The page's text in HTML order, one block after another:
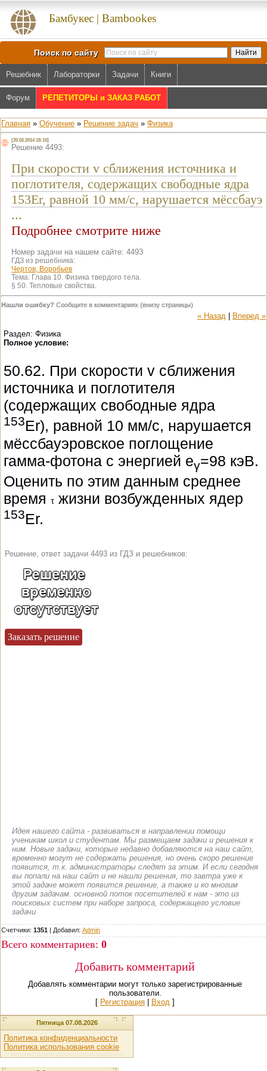
Бамбукес | Bambookes
Поиск по сайту
Решебник Лабораторки Задачи Книги
Форум РЕПЕТИТОРЫ и ЗАКАЗ РАБОТ
Главная » Обучение » Решение задач » Физика
[20.02.2014 18:10]
Решение 4493:
При скорости v сближения источника и
поглотителя, содержащих свободные ядра
153Er, равной 10 мм/с, нарушается мёссбауэ
...
Подробнее смотрите ниже
Номер задачи на нашем сайте: 4493
ГДЗ из решебника:
Чертов, Воробьев
Тема: Глава 10. Физика твердого тела.
§ 50. Тепловые свойства.
Нашли ошибку? Сообщите в комментариях (внизу страницы)
« Назад
Вперед »
Раздел: Физика
Полное условие:
50.62. При скорости v сближения
источника и поглотителя
(содержащих свободные ядра
153Er), равной 10 мм/с, нарушается
мёссбауэровское поглощение
гамма-фотона с энергией eγ=98 кэВ.
Оценить по этим данным среднее
время τ жизни возбужденных ядер
153Er.
Решение, ответ задачи 4493 из ГДЗ и решебников:
Заказать решение
Идея нашего сайта - развиваться в направлении помощи
ученикам школ и студентам. Мы размещаем задачи и решения к
ним. Новые задачи, которые недавно добавляются на наш сайт,
временно могут не содержать решения, но очень скоро решение
появится, т.к. администраторы следят за этим. И если сегодня
вы попали на наш сайт и не нашли решения, то завтра уже к
этой задаче может появится решение, а также и ко многим
другим задачам. основной поток посетителей к нам - это из
поисковых систем при наборе запроса, содержащего условие
задачи
Счетчики: 1351 | Добавил: Admin
Всего комментариев: 0
Добавить комментарий
Добавлять комментарии могут только зарегистрированные
пользователи.
[ Регистрация Вход ]
Пятница 07.08.2026
Политика конфиденциальности
Политика использования cookie